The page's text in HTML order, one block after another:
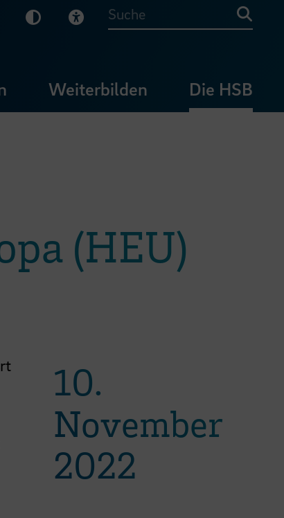
Sprache
Dunkel-Modus
Visuelle Hilfe
Suche
Weiterbilden Die HSB
(HEU)
10.
November
2022